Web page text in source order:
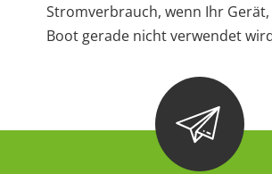
Stromverbrauch, wenn Ihr
Boot gerade nicht verwendet